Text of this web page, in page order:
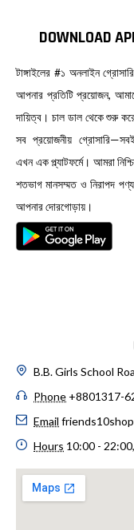
DOWNLOAD
টাঙ্গাইলের #১ অনলাইন
আপনার প্রতিটি প্রয়োজন,
দায়িত্ব। চাল ডাল থেকে শুরু করে
সব প্রয়োজনীয়
এখন এক প্ল্যাটফর্মে। আমরা
শতভাগ মানসম্মত ও নিরাপদ
আপনার দোরগোড়ায়।
B.B. Girls School
Phone +8801317-
Email
Hours 10:00 -